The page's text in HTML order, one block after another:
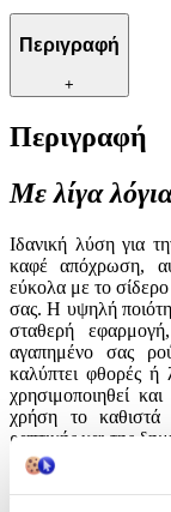
Περιγραφή
+
Περιγραφή
Με λίγα
Ιδανική λύση για
καφέ απόχρωση,
εύκολα με το σίδερο
σας. Η υψηλή
σταθερή
αγαπημένο σας
καλύπτει φθορές
χρησιμοποιηθεί
χρήση το καθιστά
ραπτικής και της